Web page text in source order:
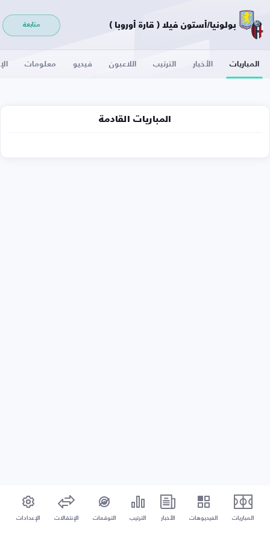
بولونيا/أستون فيلا ( قارة أوروبا ) متابعة
المباريات الأخبار الترتيب اللاعبون فيديو معلومات
المباريات القادمة
المباريات الفيديوهات الأخبار الترتيب التوقعات الإنتقالات الإعدادات